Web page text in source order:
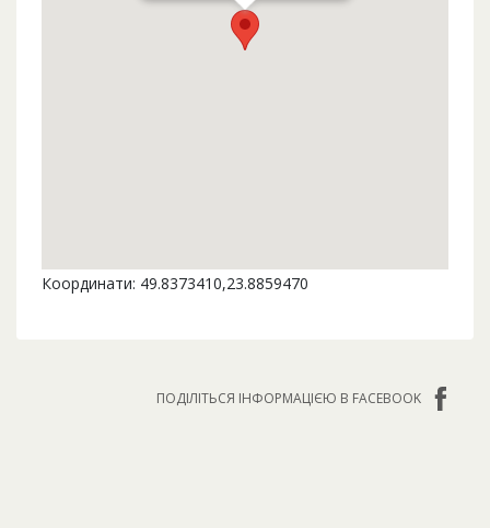
Координати: 49.8373410,23.8859470
ПОДІЛІТЬСЯ ІНФОРМАЦІЄЮ В FACEBOOK